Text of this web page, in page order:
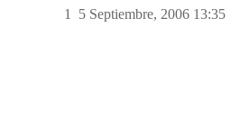
5 Septiembre, 2006 13:35
1